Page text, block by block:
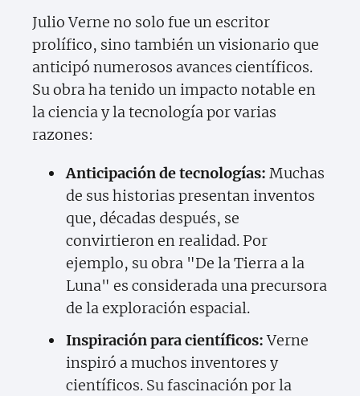
Julio Verne no solo fue un escritor
prolífico, sino también un visionario que
anticipó numerosos avances científicos.
Su obra ha tenido un impacto notable en
la ciencia y la tecnología por varias
razones:
Anticipación de tecnologías: Muchas
de sus historias presentan inventos
que, décadas después, se
convirtieron en realidad. Por
ejemplo, su obra "De la Tierra a la
Luna" es considerada una precursora
de la exploración espacial.
Inspiración para científicos:Verne
inspiró a muchos inventores y
científicos. Su fascinación por la